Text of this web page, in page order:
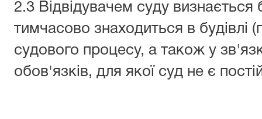
2.3 Відвідувачем суду
тимчасово знаходиться в будівлі
судового процесу, а також у
обов'язків, для якої суд не є